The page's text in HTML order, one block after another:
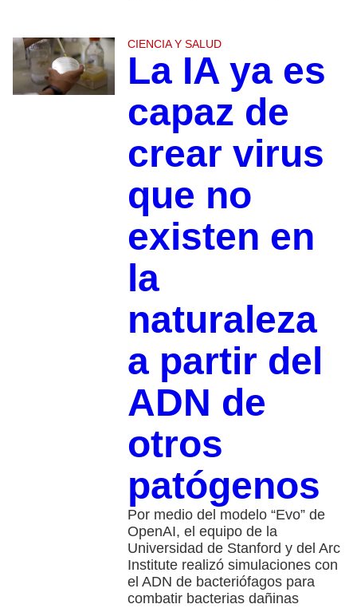
CIENCIA Y SALUD
La IA ya es
capaz de
crear virus
que no
existen en
la
naturaleza
a partir del
ADN de
otros
patógenos
Por medio del modelo “Evo” de
OpenAI, el equipo de la
Universidad de Stanford y del Arc
Institute realizó simulaciones con
el ADN de bacteriófagos para
combatir bacterias dañinas